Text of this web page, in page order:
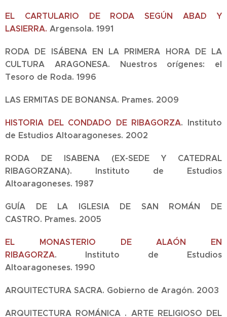
EL CARTULARIO DE RODA SEGÚN ABAD Y
LASIERRA. Argensola. 1991
RODA DE ISÁBENA EN LA PRIMERA HORA DE LA
CULTURA ARAGONESA. Nuestros orígenes: el
Tesoro de Roda. 1996
LAS ERMITAS DE BONANSA. Prames. 2009
HISTORIA DEL CONDADO DE RIBAGORZA. Instituto
de Estudios Altoaragoneses. 2002
RODA DE ISABENA (EX-SEDE Y CATEDRAL
RIBAGORZANA). Instituto de Estudios
Altoaragoneses. 1987
GUÍA DE LA IGLESIA DE SAN ROMÁN DE
CASTRO. Prames. 2005
EL MONASTERIO DE ALAÓN EN
RIBAGORZA. Instituto de Estudios
Altoaragoneses. 1990
ARQUITECTURA SACRA. Gobierno de Aragón. 2003
ARQUITECTURA ROMÁNICA . ARTE RELIGIOSO DEL